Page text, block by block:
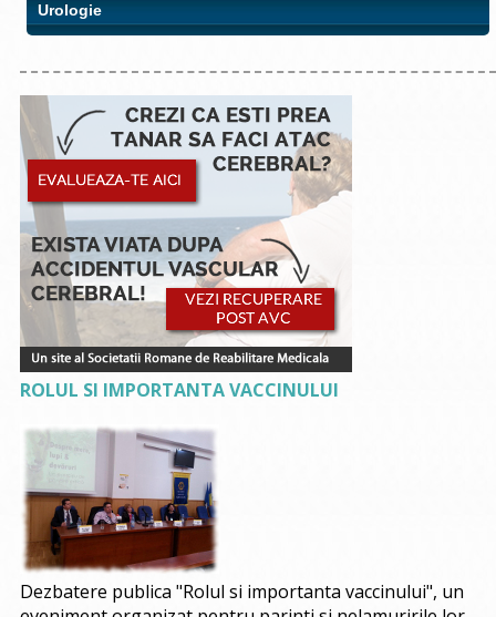
Urologie
ROLUL SI IMPORTANTA VACCINULUI
Dezbatere publica "Rolul si importanta vaccinului", un